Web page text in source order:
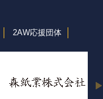
2AW応援団体